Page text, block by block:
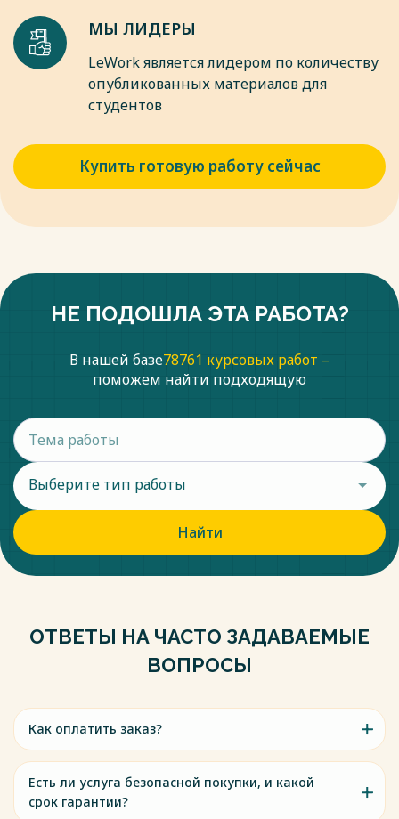
МЫ ЛИДЕРЫ
LeWork является лидером по количеству
опубликованных материалов для
студентов
Купить готовую работу сейчас
НЕ ПОДОШЛА ЭТА РАБОТА?
В нашей базе78761 курсовых работ –
поможем найти подходящую
Выберите тип работы
Найти
ОТВЕТЫ НА ЧАСТО ЗАДАВАЕМЫЕ
ВОПРОСЫ
Как оплатить заказ?
Есть ли услуга безопасной покупки, и какой
срок гарантии?